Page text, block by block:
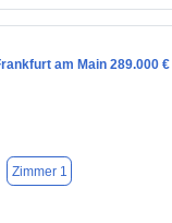
am Main 289.000 €
Zimmer 1